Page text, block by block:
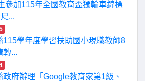
參加115年全國教育盃獨輪車錦標
...
115學年度學習扶助國小現職教師8
轉...
政府辦理「Google教育家第1級、